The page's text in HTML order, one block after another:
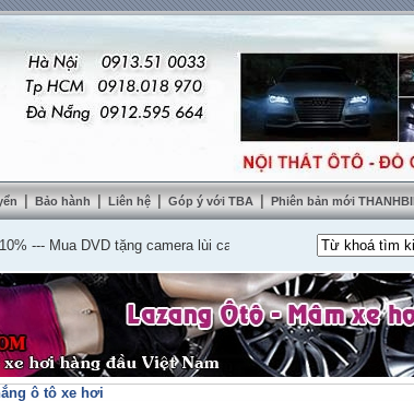
| Bảo hành | Liên hệ | Góp ý với TBA | Phiên bản mới
Mua DVD tặng camera lùi cao cấp--- Lắp nệm ghế da thật tặng
ô tô xe hơi